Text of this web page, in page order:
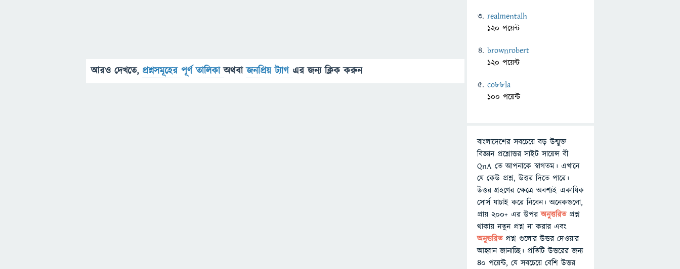
আরও দেখতে, প্রশ্নসমূহের পূর্ণ তালিকাঅথবাজনপ্রিয় ট্যাগ এর জন্য ক্লিক করুন
realmentalh
120 পয়েন্ট
brownrobert
120 পয়েন্ট
co88la
100 পয়েন্ট
বাংলাদেশের সবচেয়ে বড় উন্মুক্ত
বিজ্ঞান প্রশ্নোত্তর সাইট সায়েন্স বী
QnA তে আপনাকে স্বাগতম। এখানে
যে কেউ প্রশ্ন, উত্তর দিতে পারে।
উত্তর গ্রহণের ক্ষেত্রে অবশ্যই একাধিক
সোর্স যাচাই করে নিবেন। অনেকগুলো,
প্রায় ২০০+ এর উপরঅনুত্তরিতপ্রশ্ন
থাকায় নতুন প্রশ্ন না করার এবং
অনুত্তরিত প্রশ্ন গুলোর উত্তর দেওয়ার
আহ্বান জানাচ্ছি। প্রতিটি উত্তরের জন্য
৪০ পয়েন্ট, যে সবচেয়ে বেশি উত্তর